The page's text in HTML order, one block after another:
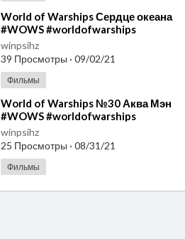
⁣World of Warships Сердце океана
#WOWS #worldofwarships
#Winpsih
winpsihz
39 Просмотры · 09/02/21
Фильмы
⁣World of Warships №30 Аква Мэн
#WOWS #worldofwarships
#Winpsih
winpsihz
25 Просмотры · 08/31/21
Фильмы